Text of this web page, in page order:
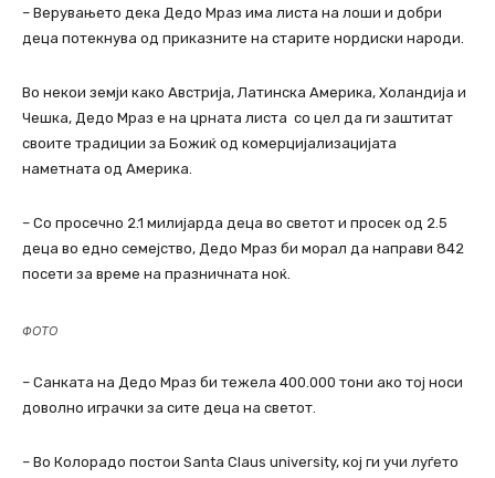
– Верувањето дека Дедо Мраз има листа на лоши и добри
деца потекнува од приказните на старите нордиски народи.
Во некои земји како Австрија, Латинска Америка, Холандија и
Чешка, Дедо Мраз е на црната листа со цел да ги заштитат
своите традиции за Божиќ од комерцијализацијата
наметната од Америка.
– Со просечно 2.1 милијарда деца во светот и просек од 2.5
деца во едно семејство, Дедо Мраз би морал да направи 842
посети за време на празничната ноќ.
ФОТО
– Санката на Дедо Мраз би тежела 400.000 тони ако тој носи
доволно играчки за сите деца на светот.
– Во Колорадо постои Santa Claus university, кој ги учи луѓето